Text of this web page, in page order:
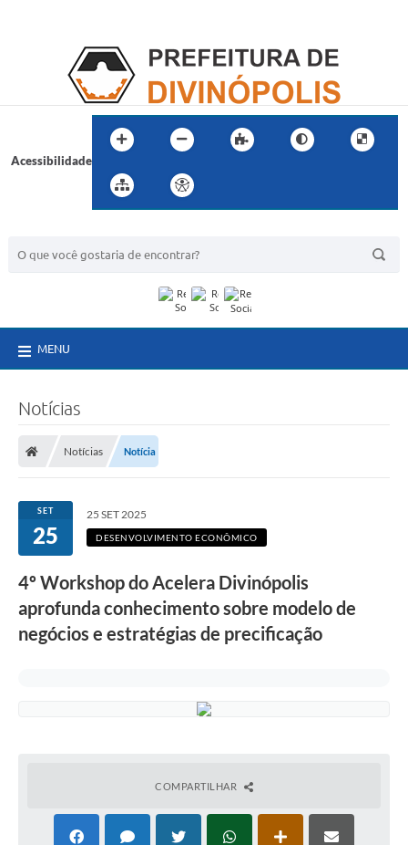
Acessibilidade
MENU
Notícias
Notícias Notícia
SET
25
25 SET 2025
DESENVOLVIMENTO ECONÔMICO
4º Workshop do Acelera Divinópolis
aprofunda conhecimento sobre modelo de
negócios e estratégias de precificação
COMPARTILHAR